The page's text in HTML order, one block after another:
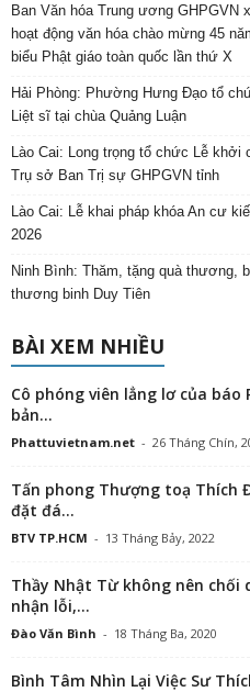
Ban Văn hóa Trung ương GHPGVN
hoạt động văn hóa chào mừng 45
biểu Phật giáo toàn quốc lần thứ X
Hải Phòng: Phường Hưng Đạo tổ
Liệt sĩ tại chùa Quảng Luận
Lào Cai: Long trọng tổ chức Lễ khởi
Trụ sở Ban Trị sự GHPGVN tỉnh
Lào Cai: Lễ khai pháp khóa An cư
2026
Ninh Bình: Thăm, tặng quà thương,
thương binh Duy Tiên
BÀI XEM NHIỀU
Cô phóng viên lẳng lơ của
bản...
Phattuvietnam.net - 26 Tháng Chín,
Tấn phong Thượng toạ Thích
đặt đá...
BTV TP.HCM - 13 Tháng Bảy, 2022
Thầy Nhật Từ không nên chối
nhận lỗi,...
Đào Văn Bình - 18 Tháng Ba, 2020
Bình Tâm Nhìn Lại Việc Sư